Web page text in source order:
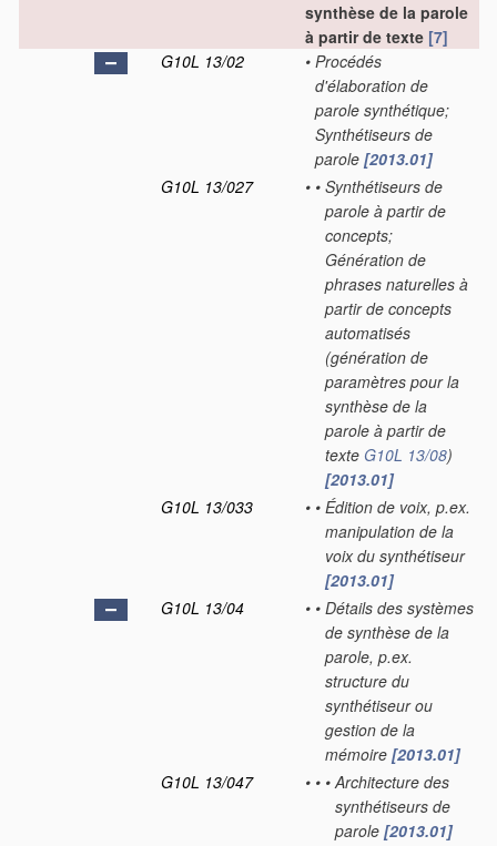
synthèse de la parole
à partir de texte [7]
G10L 13/02
• Procédés
d'élaboration de
parole synthétique;
Synthétiseurs de
parole [2013.01]
G10L 13/027
• • Synthétiseurs de
parole à partir de
concepts;
Génération de
phrases naturelles à
partir de concepts
automatisés
(génération de
paramètres pour la
synthèse de la
parole à partir de
texte G10L 13/08)
[2013.01]
G10L 13/033
• • Édition de voix, p.ex.
manipulation de la
voix du synthétiseur
[2013.01]
G10L 13/04
• • Détails des systèmes
de synthèse de la
parole, p.ex.
structure du
synthétiseur ou
gestion de la
mémoire [2013.01]
G10L 13/047
• • • Architecture des
synthétiseurs de
parole [2013.01]